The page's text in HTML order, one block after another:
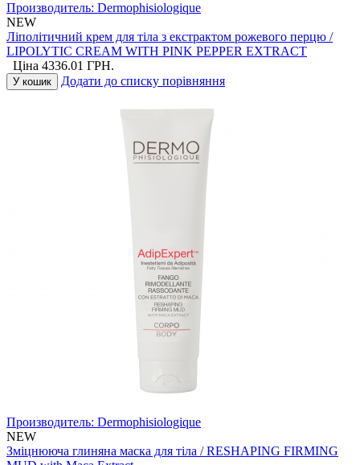
Производитель: Dermophisiologique
NEW
Ліполітичний крем для тіла з екстрактом рожевого перцю /
LIPOLYTIC CREAM WITH PINK PEPPER EXTRACT
Ціна 4336.01 ГРН.
У кошик Додати до списку порівняння
Производитель: Dermophisiologique
NEW
Зміцнююча глиняна маска для тіла / RESHAPING FIRMING